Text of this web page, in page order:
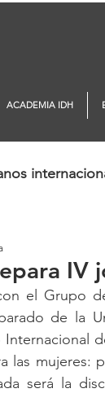
IV
el Grupo
de la
las mujeres:
será la
ACADEMIA IDH